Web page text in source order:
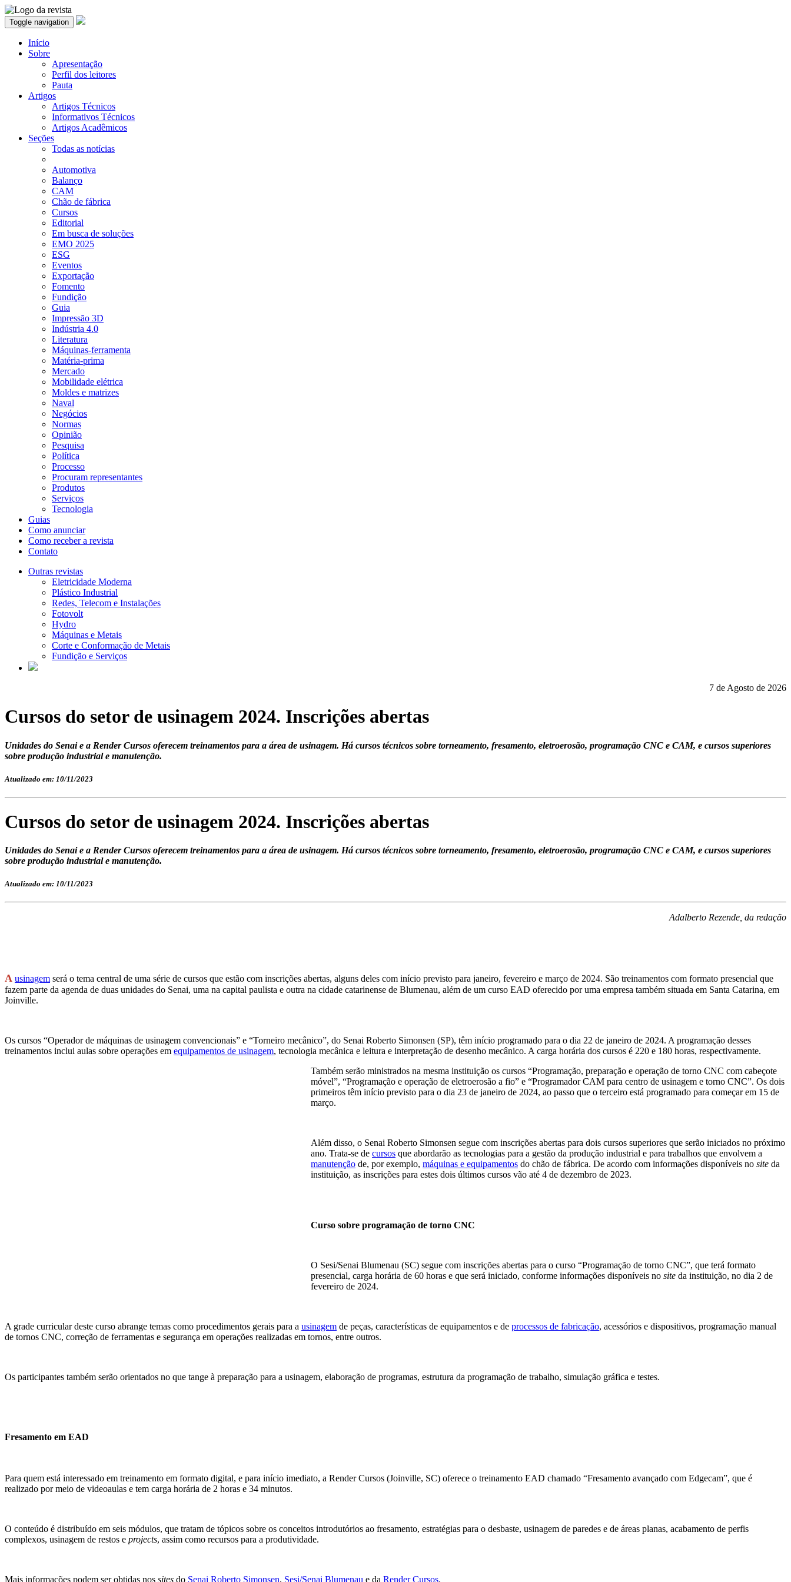
Toggle navigation
Início
Sobre
Apresentação
Perfil dos leitores
Pauta
Artigos
Artigos Técnicos
Informativos Técnicos
Artigos Acadêmicos
Seções
Todas as notícias
Automotiva
Balanço
CAM
Chão de fábrica
Cursos
Editorial
Em busca de soluções
EMO 2025
ESG
Eventos
Exportação
Fomento
Fundição
Guia
Impressão 3D
Indústria 4.0
Literatura
Máquinas-ferramenta
Matéria-prima
Mercado
Mobilidade elétrica
Moldes e matrizes
Naval
Negócios
Normas
Opinião
Pesquisa
Política
Processo
Procuram representantes
Produtos
Serviços
Tecnologia
Guias
Como anunciar
Como receber a revista
Contato
Outras revistas
Eletricidade Moderna
Plástico Industrial
Redes, Telecom e Instalações
Fotovolt
Hydro
Máquinas e Metais
Corte e Conformação de Metais
Fundição e Serviços
7 de Agosto de 2026
Cursos do setor de usinagem 2024. Inscrições abertas
Unidades do Senai e a Render Cursos oferecem treinamentos para a área de usinagem. Há cursos técnicos sobre torneamento, fresamento, eletroerosão, programação CNC e CAM, e cursos superiores
sobre produção industrial e manutenção.
Atualizado em: 10/11/2023
Cursos do setor de usinagem 2024. Inscrições abertas
Unidades do Senai e a Render Cursos oferecem treinamentos para a área de usinagem. Há cursos técnicos sobre torneamento, fresamento, eletroerosão, programação CNC e CAM, e cursos superiores
sobre produção industrial e manutenção.
Atualizado em: 10/11/2023
Adalberto Rezende, da redação
A usinagem será o tema central de uma série de cursos que estão com inscrições abertas, alguns deles com início previsto para janeiro, fevereiro e março de 2024. São treinamentos com formato presencial que
fazem parte da agenda de duas unidades do Senai, uma na capital paulista e outra na cidade catarinense de Blumenau, além de um curso EAD oferecido por uma empresa também situada em Santa Catarina, em
Joinville.
Os cursos “Operador de máquinas de usinagem convencionais” e “Torneiro mecânico”, do Senai Roberto Simonsen (SP), têm início programado para o dia 22 de janeiro de 2024. A programação desses
treinamentos inclui aulas sobre operações em equipamentos de usinagem, tecnologia mecânica e leitura e interpretação de desenho mecânico. A carga horária dos cursos é 220 e 180 horas, respectivamente.
Também serão ministrados na mesma instituição os cursos “Programação, preparação e operação de torno CNC com cabeçote
móvel”, “Programação e operação de eletroerosão a fio” e “Programador CAM para centro de usinagem e torno CNC”. Os dois
primeiros têm início previsto para o dia 23 de janeiro de 2024, ao passo que o terceiro está programado para começar em 15 de
março.
Além disso, o Senai Roberto Simonsen segue com inscrições abertas para dois cursos superiores que serão iniciados no próximo
ano. Trata-se de cursos que abordarão as tecnologias para a gestão da produção industrial e para trabalhos que envolvem a
manutenção de, por exemplo, máquinas e equipamentos do chão de fábrica. De acordo com informações disponíveis no site da
instituição, as inscrições para estes dois últimos cursos vão até 4 de dezembro de 2023.
Curso sobre programação de torno CNC
O Sesi/Senai Blumenau (SC) segue com inscrições abertas para o curso “Programação de torno CNC”, que terá formato
presencial, carga horária de 60 horas e que será iniciado, conforme informações disponíveis no site da instituição, no dia 2 de
fevereiro de 2024.
A grade curricular deste curso abrange temas como procedimentos gerais para a usinagem de peças, características de equipamentos e de processos de fabricação, acessórios e dispositivos, programação manual
de tornos CNC, correção de ferramentas e segurança em operações realizadas em tornos, entre outros.
Os participantes também serão orientados no que tange à preparação para a usinagem, elaboração de programas, estrutura da programação de trabalho, simulação gráfica e testes.
Fresamento em EAD
Para quem está interessado em treinamento em formato digital, e para início imediato, a Render Cursos (Joinville, SC) oferece o treinamento EAD chamado “Fresamento avançado com Edgecam”, que é
realizado por meio de videoaulas e tem carga horária de 2 horas e 34 minutos.
O conteúdo é distribuído em seis módulos, que tratam de tópicos sobre os conceitos introdutórios ao fresamento, estratégias para o desbaste, usinagem de paredes e de áreas planas, acabamento de perfis
complexos, usinagem de restos e projects, assim como recursos para a produtividade.
Mais informações podem ser obtidas nos sites do Senai Roberto Simonsen, Sesi/Senai Blumenau e da Render Cursos.